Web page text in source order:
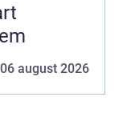
06 august 2026